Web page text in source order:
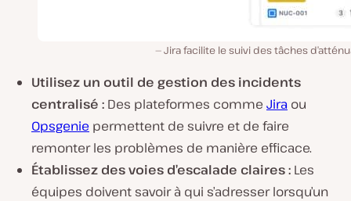
Jira facilite le suivi des tâches
Utilisez un outil de gestion des incidents
centralisé : Des plateformes comme Jira ou
Opsgenie permettent de suivre et de faire
remonter les problèmes de manière efficace.
Établissez des voies d’escalade claires : Les
équipes doivent savoir à qui s’adresser lorsqu’un